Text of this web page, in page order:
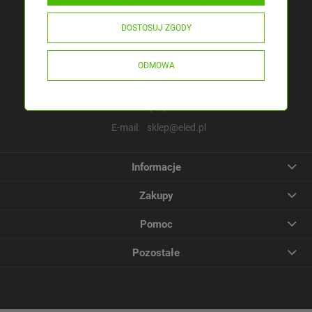
Masz pytania?
Pracujemy pon. - pt.: 8:00 - 16:00
ELED ul. Rabsztyńska 16
32-310 Klucze, Polska
E-mail:
sklep@eled.pl
Informacje
Zakupy
Pomoc
Pozostałe
ODMOWA
DOSTOSUJ ZGODY